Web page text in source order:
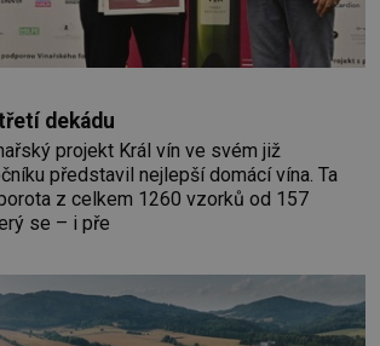
dekádu
projekt Král vín ve svém již
představil nejlepší domácí vína. Ta
z celkem 1260 vzorků od 157
který se – i pře